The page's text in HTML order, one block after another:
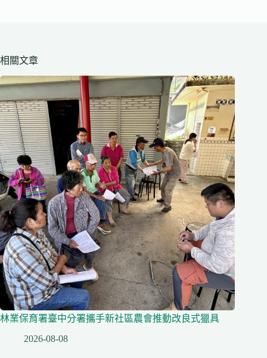
相關文章
林業保育署臺中分署攜手新社區農會推動改良式獵具
2026-08-08